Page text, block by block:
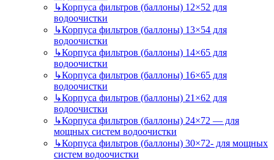
↳Корпуса фильтров (баллоны) 12×52 для
водоочистки
↳Корпуса фильтров (баллоны) 13×54 для
водоочистки
↳Корпуса фильтров (баллоны) 14×65 для
водоочистки
↳Корпуса фильтров (баллоны) 16×65 для
водоочистки
↳Корпуса фильтров (баллоны) 21×62 для
водоочистки
↳Корпуса фильтров (баллоны) 24×72 — для
мощных систем водоочистки
↳Корпуса фильтров (баллоны) 30×72- для мощных
систем водоочистки